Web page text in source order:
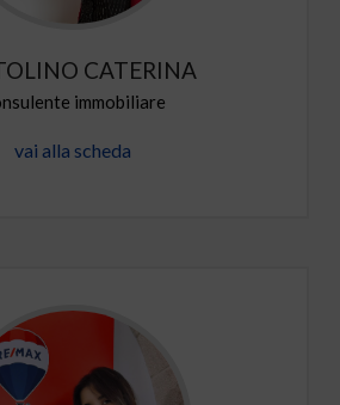
CATERINA
immobiliare
vai alla scheda